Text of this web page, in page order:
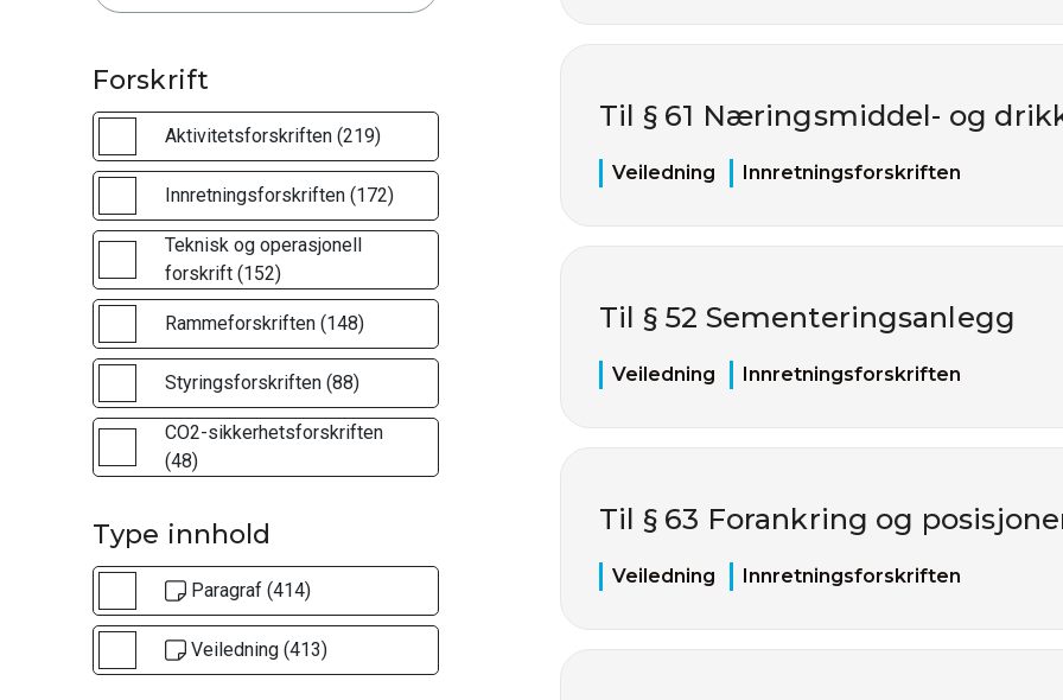
Forskrift
Aktivitetsforskriften (219)
Innretningsforskriften (172)
Teknisk og operasjonell
forskrift (152)
Rammeforskriften (148)
Styringsforskriften (88)
CO2-sikkerhetsforskriften
(48)
Type innhold
Paragraf (414)
Veiledning (413)
Til § 61 Næringsmiddel- og
Veiledning Innretningsforskriften
Til § 52 Sementeringsanlegg
Veiledning Innretningsforskriften
Til § 63 Forankring og
Veiledning Innretningsforskriften